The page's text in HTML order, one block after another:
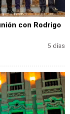
con Rodrigo
5 días